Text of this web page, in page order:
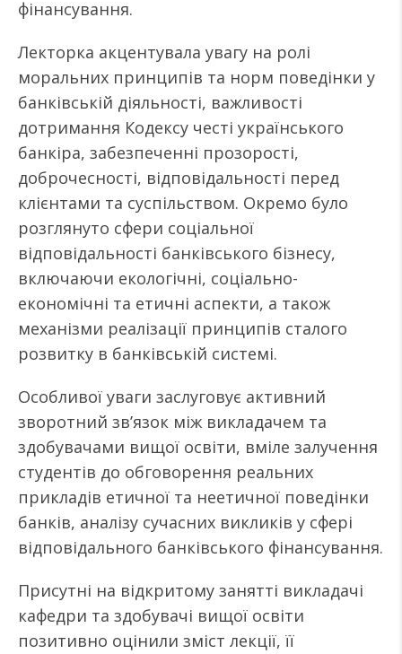
фінансування.
Лекторка акцентувала увагу на ролі
моральних принципів та норм поведінки у
банківській діяльності, важливості
дотримання Кодексу честі українського
банкіра, забезпеченні прозорості,
доброчесності, відповідальності перед
клієнтами та суспільством. Окремо було
розглянуто сфери соціальної
відповідальності банківського бізнесу,
включаючи екологічні, соціально-
економічні та етичні аспекти, а також
механізми реалізації принципів сталого
розвитку в банківській системі.
Особливої уваги заслуговує активний
зворотний зв’язок між викладачем та
здобувачами вищої освіти, вміле залучення
студентів до обговорення реальних
прикладів етичної та неетичної поведінки
банків, аналізу сучасних викликів у сфері
відповідального банківського фінансування.
Присутні на відкритому занятті викладачі
кафедри та здобувачі вищої освіти
позитивно оцінили зміст лекції, її